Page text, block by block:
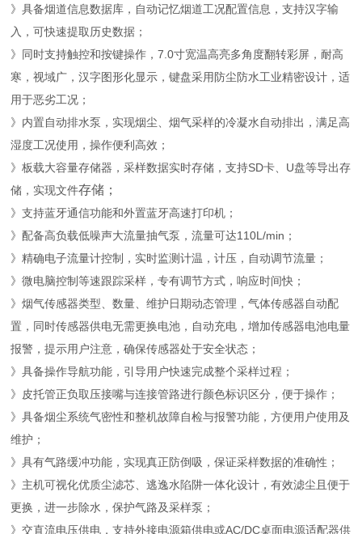
》具备烟道信息数据库，自动记忆烟道工况配置信息，支持汉字输
入，可快速提取历史数据；
》同时支持触控和按键操作，7.0寸宽温高亮多角度翻转彩屏，耐高
寒，视域广，汉字图形化显示，键盘采用防尘防水工业精密设计，适
用于恶劣工况；
》内置自动排水泵，实现烟尘、烟气采样的冷凝水自动排出，满足高
湿度工况使用，操作便利高效；
》板载大容量存储器，采样数据实时存储，支持SD卡、U盘等导出存
储，实现文件存储；
》支持蓝牙通信功能和外置蓝牙高速打印机；
》配备高负载低噪声大流量抽气泵，流量可达110L/min；
》精确电子流量计控制，实时监测计温，计压，自动调节流量；
》微电脑控制等速跟踪采样，专有调节方式，响应时间快；
》烟气传感器类型、数量、维护日期动态管理，气体传感器自动配
置，同时传感器供电无需更换电池，自动充电，增加传感器电池电量
报警，提示用户注意，确保传感器处于安全状态；
》具备操作导航功能，引导用户快速完成整个采样过程；
》皮托管正负取压接嘴与连接管路进行颜色标识区分，便于操作；
》具备烟尘系统气密性和整机故障自检与报警功能，方便用户使用及
维护；
》具有气路缓冲功能，实现真正防倒吸，保证采样数据的准确性；
》主机可视化优质尘滤芯、逃逸水陷阱一体化设计，有效滤尘且便于
更换，进一步除水，保护气路及采样泵；
》交直流电压供电，支持外接电源箱供电或AC/DC桌面电源适配器供